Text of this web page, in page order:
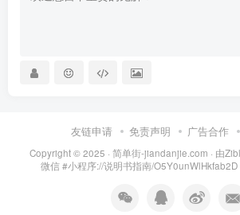
友链申请 免责声明 广告合作
Copyright © 2025 · 简单街-jiandanjie.com · 由
微信 #小程序://说明书指南/